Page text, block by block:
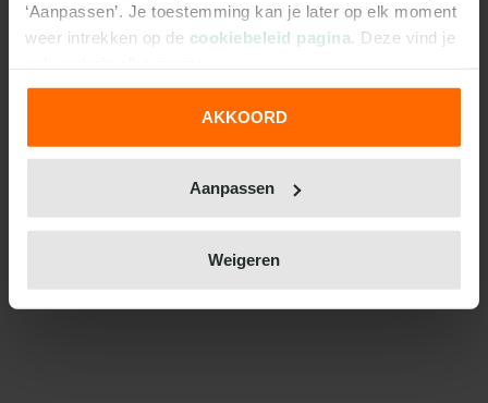
‘Aanpassen’. Je toestemming kan je later op elk moment
weer intrekken op de cookiebeleid pagina . Deze vind je
We werken samen met31 derdendie uw gegevens
AKKOORD
Aanpassen
Weigeren